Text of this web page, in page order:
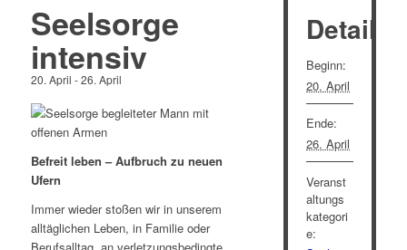
Seelsorge
intensiv
20. April -26. April
Befreit leben – Aufbruch zu neuen
Ufern
Immer wieder stoßen wir in unserem
alltäglichen Leben, in Familie oder
Details
Beginn:
20. April
Ende:
26. April
Veranst
altungs
kategori
e: